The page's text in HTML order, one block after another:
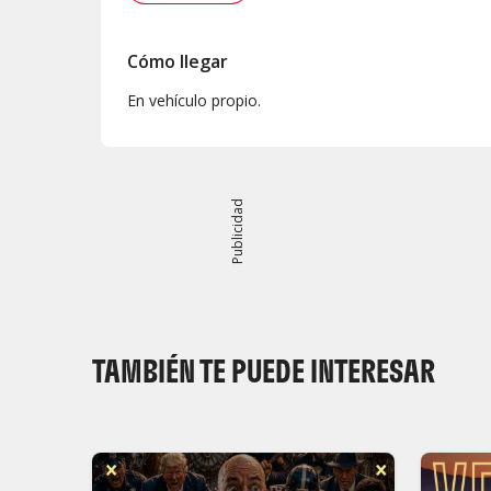
Cómo llegar
En vehículo propio.
Publicidad
TAMBIÉN TE PUEDE INTERESAR